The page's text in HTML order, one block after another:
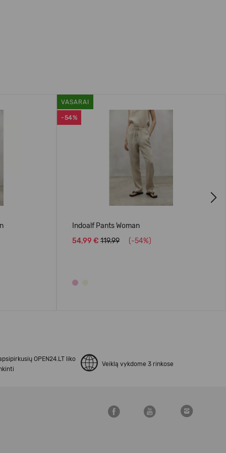
-54%
VASARAI
Indoalf Pants Woman
54,99 € 119.99 (-54%)
OPEN24.LT liko
Veiklą vykdome 3 rinkose